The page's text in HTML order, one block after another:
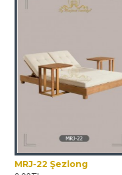
MRJ-22 Şezlong